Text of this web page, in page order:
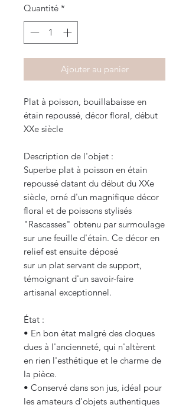
Quantité *
Ajouter au panier
Plat à poisson, bouillabaisse en
étain repoussé, décor floral, début
XXe siècle
Description de l'objet :
Superbe plat à poisson en étain
repoussé datant du début du XXe
siècle, orné d'un magnifique décor
floral et de poissons stylisés
"Rascasses" obtenu par surmoulage
sur une feuille d'étain. Ce décor en
relief est ensuite déposé
sur un plat servant de support,
témoignant d'un savoir-faire
artisanal exceptionnel.
État :
• En bon état malgré des cloques
dues à l'ancienneté, qui n'altèrent
en rien l'esthétique et le charme de
la pièce.
• Conservé dans son jus, idéal pour
les amateurs d'objets authentiques